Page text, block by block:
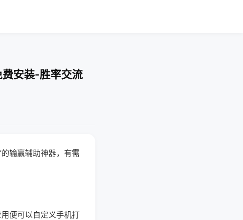
安装-胜率交流
输赢辅助神器，有需
便可以自定义手机打